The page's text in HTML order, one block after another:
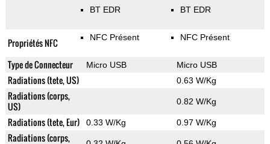
BT EDR BT EDR
Propriétés NFC NFC Présent NFC Présent
Type de Connecteur Micro USB Micro USB
Radiations (tete, US) 0.63 W/Kg
Radiations (corps,
US)
0.82 W/Kg
Radiations (tete, Eur) 0.33 W/Kg 0.97 W/Kg
Radiations (corps,